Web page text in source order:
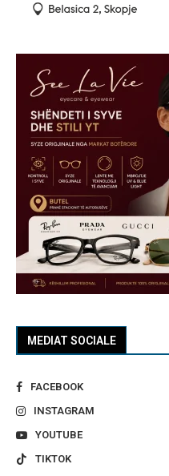
MEDIAT SOCIALE
FACEBOOK
INSTAGRAM
YOUTUBE
TIKTOK